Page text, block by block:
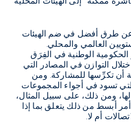
طرق أفضل في ضم الهيئات
العالمي والمحلي.
الوطنية في الفِرَق
التوازن في المصادر التي
أن تكرِّسها للمشاركة. ومن
تسود في أجواء المجموعات
ومن ذلك، على سبيل المثال،
أبسط من ذلك يتعلق بما إذا
أم لا.